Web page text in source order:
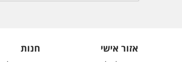
אזור אישי חנות